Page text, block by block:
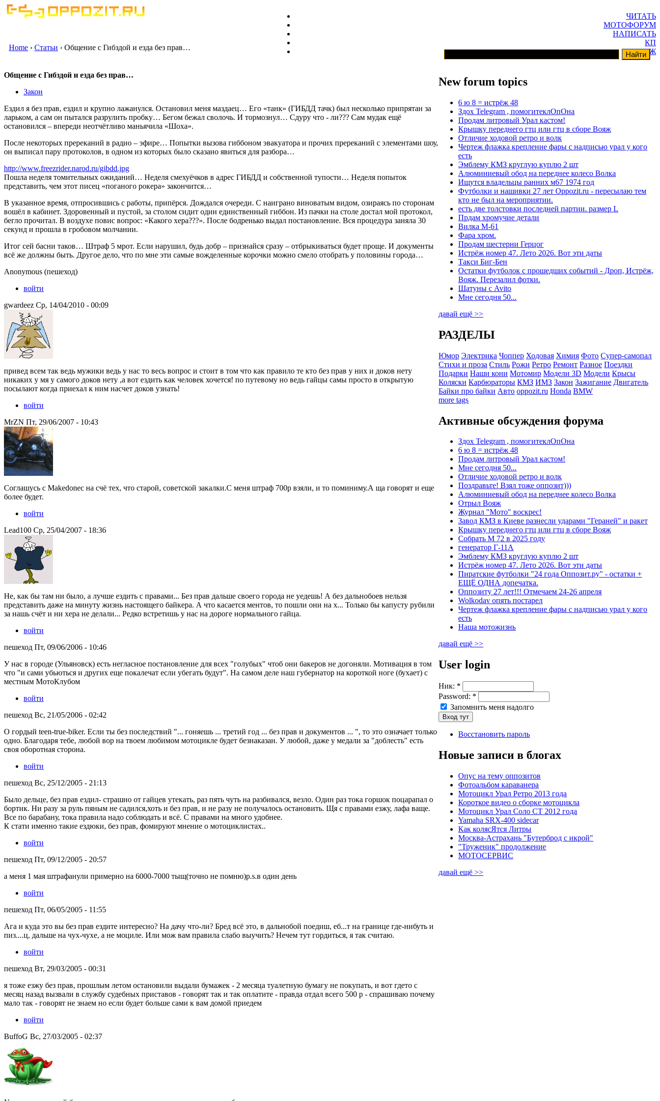
ЧИТАТЬ
МОТОФОРУМ
НАПИСАТЬ
КП
ГАРАЖ
Home › Статьи › Общение с Гибздой и езда без прав…
Общение с Гибздой и езда без прав…
Закон
Ездил я без прав, ездил и крупно лажанулся. Остановил меня маздаец… Его «танк» (ГИБДД тачк) был несколько припрятан за
ларьком, а сам он пытался разрулить пробку… Бегом бежал сволочь. И тормознул… Сдуру что - ли??? Сам мудак ещё
остановился – впереди неотчётливо маньячила «Шоха».
После некоторых пререканий в радио – эфире… Попытки вызова гиббоном эвакуатора и прочих пререканий с элементами шоу,
он выписал пару протоколов, в одном из которых было сказано явиться для разбора…
http://www.freezrider.narod.ru/gibdd.jpg
Пошла неделя томительных ожиданий… Неделя смехуёчков в адрес ГИБДД и собственной тупости… Неделя попыток
представить, чем этот писец «поганого рокера» закончится…
В указанное время, отпросившись с работы, припёрся. Дождался очереди. С наиграно виноватым видом, озираясь по сторонам
вошёл в кабинет. Здоровенный и пустой, за столом сидит один единственный гиббон. Из пачки на столе достал мой протокол,
бегло прочитал. В воздухе повис вопрос: «Какого хера???». После бодренько выдал постановление. Вся процедура заняла 30
секунд и прошла в гробовом молчании.
Итог сей басни таков… Штраф 5 мрот. Если нарушил, будь добр – признайся сразу – отбрыкиваться будет проще. И документы
всё же должны быть. Другое дело, что по мне эти самые вожделенные корочки можно смело отобрать у половины города…
Anonymous (пешеход)
войти
gwardeez Ср, 14/04/2010 - 00:09
привед всем так ведь мужики ведь у нас то весь вопрос и стоит в том что как правило те кто без прав у них и доков нету
никаких у мя у самого доков нету ,а вот ездить как человек хочется! по путевому но ведь гайцы самы просто в открытую
посылают когда приехал к ним насчет доков узнать!
войти
MrZN Пт, 29/06/2007 - 10:43
Соглашусь с Makedonec на счё тех, что старой, советской закалки.С меня штраф 700р взяли, и то поминиму.А ща говорят и еще
более будет.
войти
Lead100 Ср, 25/04/2007 - 18:36
Не, как бы там ни было, а лучше ездить с правами... Без прав дальше своего города не уедешь! А без дальнобоев нельзя
представить даже на минуту жизнь настоящего байкера. А что касается ментов, то пошли они на х... Только бы капусту рубили
за нашь счёт и ни хера не делали... Редко встретишь у нас на дороге нормального гайца.
войти
пешеход Пт, 09/06/2006 - 10:46
У нас в городе (Ульяновск) есть негласное постановление для всех "голубых" чтоб они бакеров не догоняли. Мотивация в том
что "и сами убьються и других еще покалечат если убегать будут". На самом деле наш губернатор на короткой ноге (бухает) с
местным МотоКлубом
войти
пешеход Вс, 21/05/2006 - 02:42
О гордый teen-true-biker. Если ты без последствий "... гоняешь ... третий год ... без прав и документов ... ", то это означает только
одно. Благодаря тебе, любой вор на твоем любимом мотоцикле будет безнаказан. У любой, даже у медали за "доблесть" есть
своя оборотная сторона.
войти
пешеход Вс, 25/12/2005 - 21:13
Было дельце, без прав ездил- страшно от гайцев утекать, раз пять чуть на разбивался, везло. Один раз тока горшок поцарапал о
бортик. Ни разу за руль пяным не садился,хоть и без прав, и не разу не получалось остановить. Щя с правами езжу, лафа ваще.
Все по барабану, тока правила надо соблюдать и всё. С правами на много удобнее.
К стати именно такие ездюки, без прав, фомируют мнение о мотоциклистах..
войти
пешеход Пт, 09/12/2005 - 20:57
а меня 1 мая штрафанули примерно на 6000-7000 тыщ(точно не помню)p.s.в один день
войти
пешеход Пт, 06/05/2005 - 11:55
Ага и куда это вы без прав ездите интересно? На дачу что-ли? Бред всё это, в дальнобой поедиш, еб...т на границе где-нибуть и
пиз....ц, дальше на чух-чухе, а не моциле. Или мож вам правила слабо выучить? Нечем тут гордиться, я так считаю.
войти
пешеход Вт, 29/03/2005 - 00:31
я тоже езжу без прав, прошлым летом остановили выдали бумажек - 2 месяца туалетную бумагу не покупать, и вот гдето с
месяц назад вызвали в службу судебных приставов - говорят так и так оплатите - правда отдал всего 500 р - спрашиваю почему
мало так - говорят не знаем но если будет больше сами к вам домой приедем
войти
BuffoG Вс, 27/03/2005 - 02:37
New forum topics
6 ю 8 = истрёж 48
Здох Telegram , помогитеклОпОна
Продам литровый Урал кастом!
Крышку переднего гтц или гтц в сборе Вояж
Отличие ходовой ретро и волк
Чертеж флажка крепление фары с надписью урал у кого
есть
Эмблему КМЗ круглую куплю 2 шт
Алюминиевый обод на переднее колесо Волка
Ищутся владельцы ранних м67 1974 год
Футболки и нашивки 27 лет Oppozit.ru - пересылаю тем
кто не был на мероприятии.
есть две толстовки последней партии. размер L
Прдам хромучие детали
Вилка М-61
Фара хром.
Продам шестерни Герцог
Истрёж номер 47. Лето 2026. Вот эти даты
Такси Биг-Бен
Остатки футболок с прошедших событий - Дроп, Истрёж,
Вояж. Перезалил фотки.
Шатуны с Avito
Мне сегодня 50...
давай ещё >>
РАЗДЕЛЫ
Юмор Электрика Чоппер Ходовая Химия Фото Супер-самопал
Стихи и проза Стиль Рожи Ретро Ремонт Разное Поездки
Подарки Наши кони Мотомир Модели 3D Модели Крысы
Коляски Карбюраторы КМЗ ИМЗ Закон Зажигание Двигатель
Байки про байки Авто oppozit.ru Honda BMW
more tags
Активные обсуждения форума
Здох Telegram , помогитеклОпОна
6 ю 8 = истрёж 48
Продам литровый Урал кастом!
Мне сегодня 50...
Отличие ходовой ретро и волк
Поздравьте! Взял тоже оппозит)))
Алюминиевый обод на переднее колесо Волка
Отрыл Вояж
Журнал "Мото" воскрес!
Завод КМЗ в Киеве разнесли ударами "Гераней" и ракет
Крышку переднего гтц или гтц в сборе Вояж
Собрать М 72 в 2025 году
генератор Г-11А
Эмблему КМЗ круглую куплю 2 шт
Истрёж номер 47. Лето 2026. Вот эти даты
Пиратские футболки "24 года Оппозит.ру" - остатки +
ЕЩЁ ОДНА допечатка.
Оппозиту 27 лет!!! Отмечаем 24-26 апреля
Wolkodav опять постарел
Чертеж флажка крепление фары с надписью урал у кого
есть
Наша мотожизнь
давай ещё >>
User login
Ник: *
Password: *
Запомнить меня надолго
Восстановить пароль
Новые записи в блогах
Опус на тему оппозитов
Фотоальбом караванера
Мотоцикл Урал Ретро 2013 года
Короткое видео о сборке мотоцикла
Мотоцикл Урал Соло СТ 2012 года
Yamaha SRX-400 sidecar
Как колясЯтся Литры
Москва-Астрахань "Бутерброд с икрой"
"Труженик" продолжение
МОТОСЕРВИС
давай ещё >>